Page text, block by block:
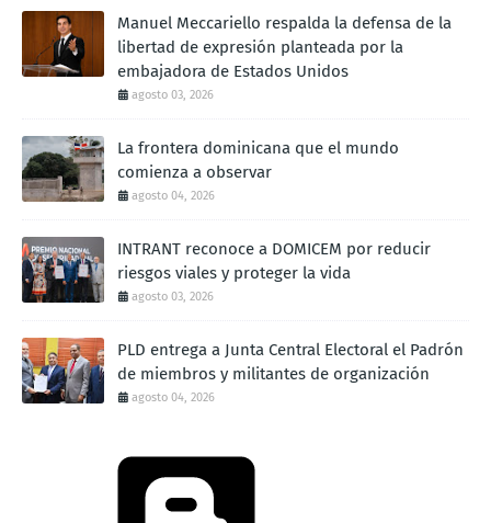
Manuel Meccariello respalda la defensa de la
libertad de expresión planteada por la
embajadora de Estados Unidos
agosto 03, 2026
La frontera dominicana que el mundo
comienza a observar
agosto 04, 2026
INTRANT reconoce a DOMICEM por reducir
riesgos viales y proteger la vida
agosto 03, 2026
PLD entrega a Junta Central Electoral el Padrón
de miembros y militantes de organización
agosto 04, 2026